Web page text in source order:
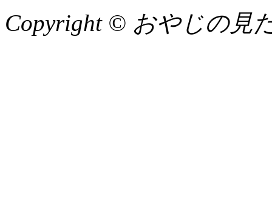
Copyright © おやじの見